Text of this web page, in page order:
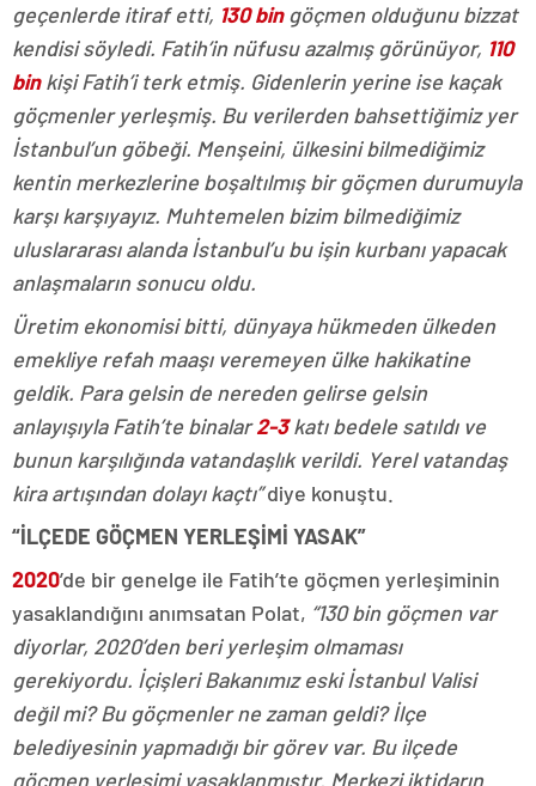
geçenlerde itiraf etti, 130 bingöçmen olduğunu bizzat
kendisi söyledi. Fatih’in nüfusu azalmış görünüyor, 110
binkişi Fatih’i terk etmiş. Gidenlerin yerine ise kaçak
göçmenler yerleşmiş. Bu verilerden bahsettiğimiz yer
İstanbul’un göbeği. Menşeini, ülkesini bilmediğimiz
kentin merkezlerine boşaltılmış bir göçmen durumuyla
karşı karşıyayız. Muhtemelen bizim bilmediğimiz
uluslararası alanda İstanbul’u bu işin kurbanı yapacak
anlaşmaların sonucu oldu.
Üretim ekonomisi bitti, dünyaya hükmeden ülkeden
emekliye refah maaşı veremeyen ülke hakikatine
geldik. Para gelsin de nereden gelirse gelsin
anlayışıyla Fatih’te binalar2-3katı bedele satıldı ve
bunun karşılığında vatandaşlık verildi. Yerel vatandaş
kira artışından dolayı kaçtı”diye konuştu.
“İLÇEDE GÖÇMEN YERLEŞİMİ YASAK”
2020’de bir genelge ile Fatih’te göçmen yerleşiminin
yasaklandığını anımsatan Polat, “130 bin göçmen var
diyorlar, 2020’den beri yerleşim olmaması
gerekiyordu. İçişleri Bakanımız eski İstanbul Valisi
değil mi? Bu göçmenler ne zaman geldi? İlçe
belediyesinin yapmadığı bir görev var. Bu ilçede
göçmen yerleşimi yasaklanmıştır. Merkezi iktidarın